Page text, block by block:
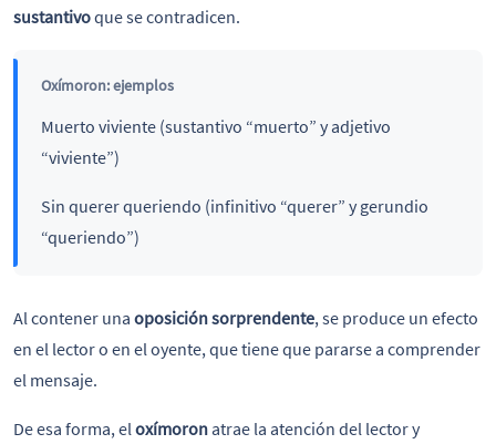
sustantivoque se contradicen.
Oxímoron: ejemplos
Muerto viviente (sustantivo “muerto” y adjetivo
“viviente”)
Sin querer queriendo (infinitivo “querer” y gerundio
“queriendo”)
Al contener una oposición sorprendente, se produce un efecto
en el lector o en el oyente, que tiene que pararse a comprender
el mensaje.
De esa forma, el oxímoronatrae la atención del lector y